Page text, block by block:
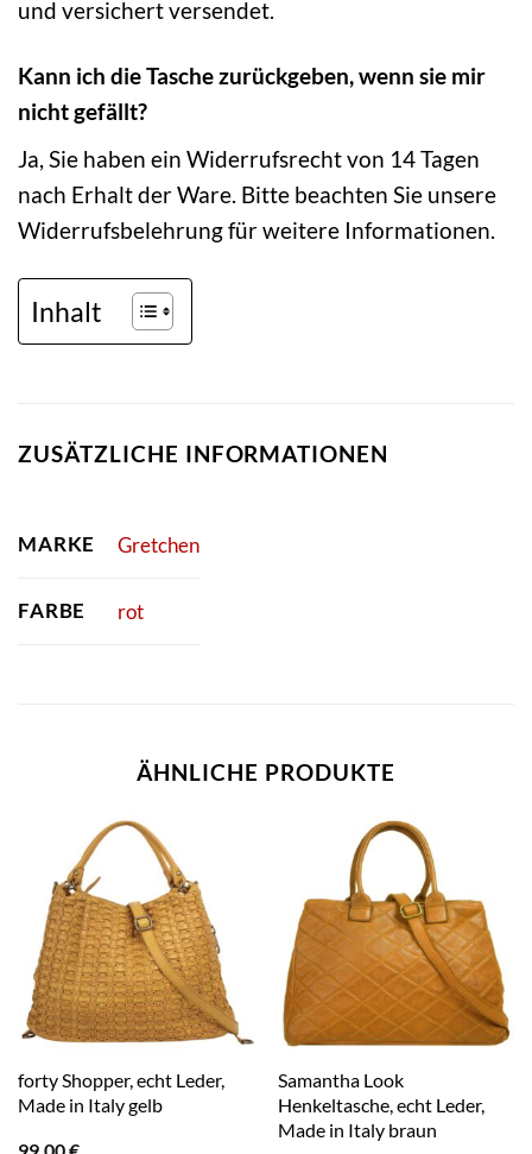
und versichert versendet.
Kann ich die Tasche zurückgeben, wenn sie mir
nicht gefällt?
Ja, Sie haben ein Widerrufsrecht von 14 Tagen
nach Erhalt der Ware. Bitte beachten Sie unsere
Widerrufsbelehrung für weitere Informationen.
Inhalt
ZUSÄTZLICHE INFORMATIONEN
MARKE Gretchen
FARBE rot
ÄHNLICHE PRODUKTE
forty Shopper, echt Leder,
Made in Italy gelb
Samantha Look
Henkeltasche, echt Leder,
Made in Italy braun